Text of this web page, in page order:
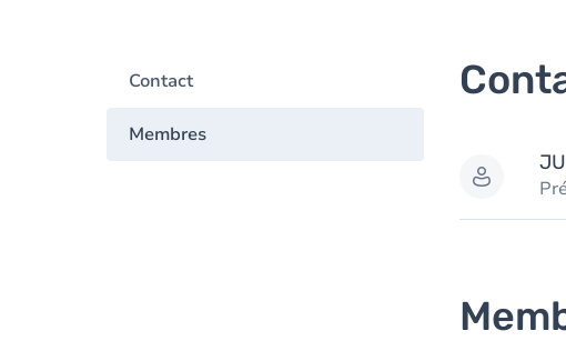
Contact
Membres